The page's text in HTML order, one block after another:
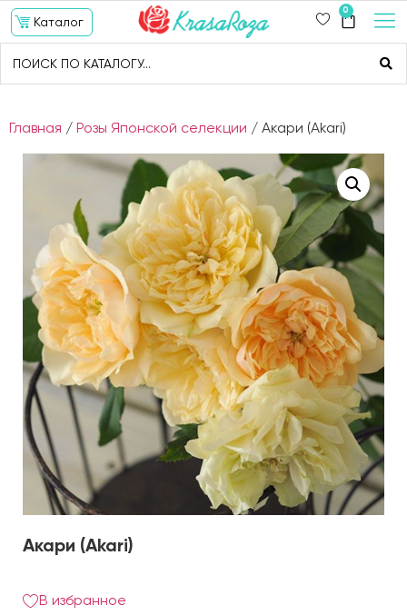
Каталог
0
Главная / Розы Японской селекции / Акари (Akari)
Акари (Akari)
В избранное